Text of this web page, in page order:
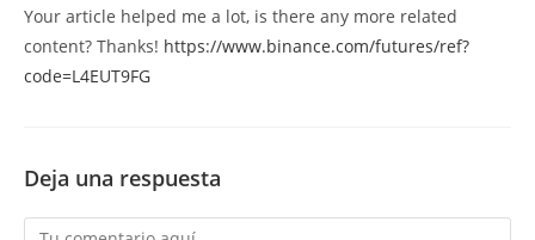
Your article helped me a lot, is there any more related
content? Thanks! https://www.binance.com/futures/ref?
code=L4EUT9FG
Deja una respuesta